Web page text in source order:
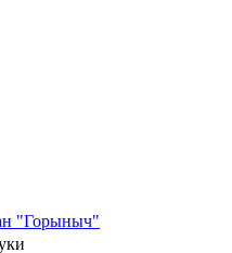
"Горыныч"